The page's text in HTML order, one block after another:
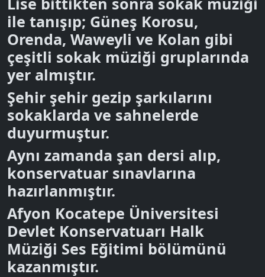
ile tanışıp; Güneş Korosu,
Orenda, Waweyli ve Kolan gibi
çeşitli sokak müziği gruplarında
yer almıştır.
Şehir şehir gezip şarkılarını
sokaklarda ve sahnelerde
duyurmuştur.
Aynı zamanda şan dersi alıp,
konservatuar sınavlarına
hazırlanmıştır.
Afyon Kocatepe Üniversitesi
Devlet Konservatuarı Halk
Müziği Ses Eğitimi bölümünü
kazanmıştır.